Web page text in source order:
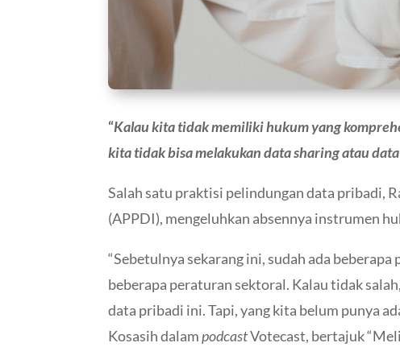
“Kalau kita tidak memiliki hukum yang
kita tidak bisa melakukan data sharing atau
Salah satu praktisi pelindungan data pribadi,
(APPDI), mengeluhkan absennya instrumen
“Sebetulnya sekarang ini, sudah ada
beberapa peraturan sektoral. Kalau tidak
data pribadi ini. Tapi, yang kita belum punya
Kosasih dalampodcastVotecast, bertajuk